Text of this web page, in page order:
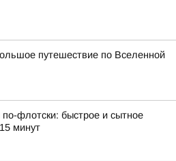
путешествие по Вселенной
флотски: быстрое и сытное
минут